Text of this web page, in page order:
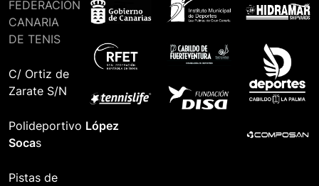
FEDERACIÓN
CANARIA
DE TENIS
C/ Ortiz de
Zarate S/N
Polideportivo López
Socas
Pistas de